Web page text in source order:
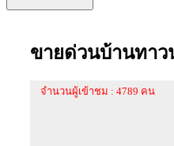
ขายด่วนบ้านทา
จำนวนผู้เข้าชม : 4789 คน